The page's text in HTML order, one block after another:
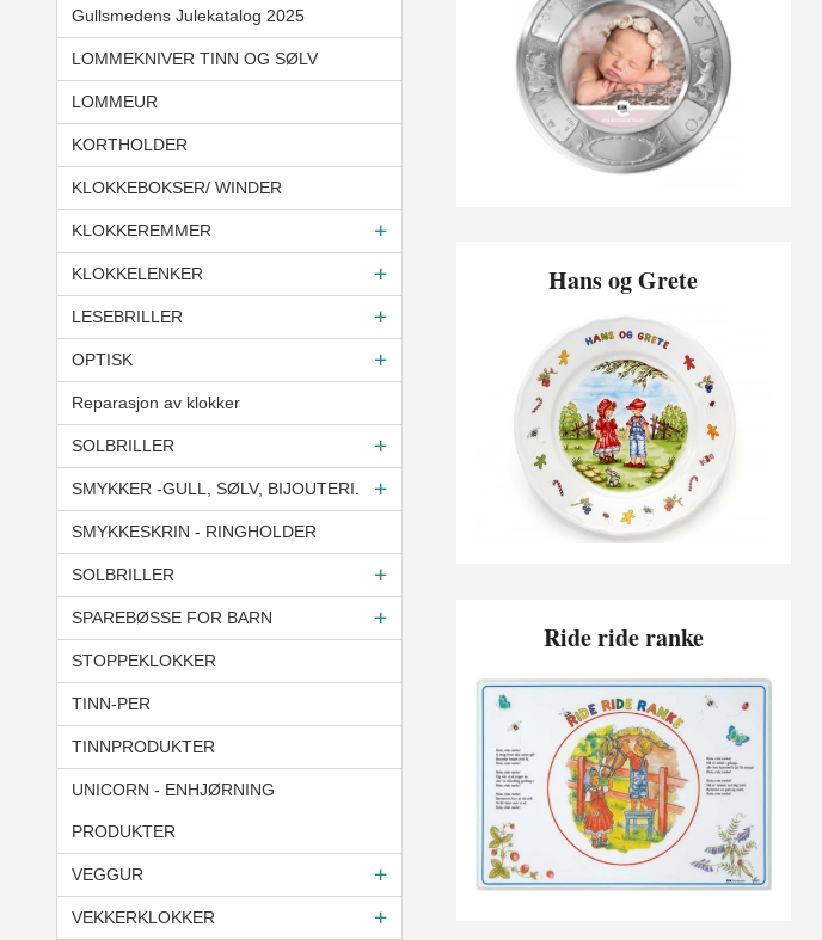
Gullsmedens Julekatalog 2025
LOMMEKNIVER TINN OG SØLV
LOMMEUR
KORTHOLDER
KLOKKEBOKSER/ WINDER
KLOKKEREMMER
KLOKKELENKER
LESEBRILLER
OPTISK
Reparasjon av klokker
SOLBRILLER
SMYKKER -GULL, SØLV, BIJOUTERI.
SMYKKESKRIN - RINGHOLDER
SOLBRILLER
SPAREBØSSE FOR BARN
STOPPEKLOKKER
TINN-PER
TINNPRODUKTER
UNICORN - ENHJØRNING
PRODUKTER
VEGGUR
VEKKERKLOKKER
Hans og Grete
Ride ride ranke